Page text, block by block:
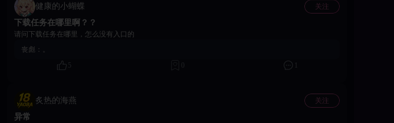
健康的小蝴蝶 关注
下载任务在哪里啊？？
请问下载任务在哪里，怎么没有入口的
丧彪：
5
0
炙热的海燕 关注
异常